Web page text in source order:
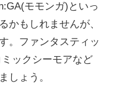
モモンガ)といっ
かもしれませんが、
。ファンタスティッ
ックシーモアなど
しょう。